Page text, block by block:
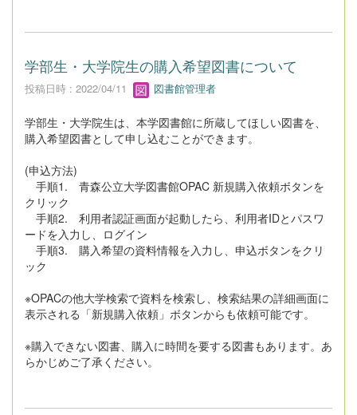
学部生・大学院生の購入希望図書について
投稿日時 : 2022/04/11 図書館管理者
学部生・大学院生は、本学図書館に所蔵してほしい図書を、
購入希望図書として申し込むことができます。
(申込方法)
手順1. 青森公立大学図書館OPAC 新規購入依頼ボタンを
クリック
手順2. 利用者認証画面が起動したら、利用者IDとパスワ
ードを入力し、ログイン
手順3. 購入希望の資料情報を入力し、申込ボタンをクリ
ック
※OPACの他大学検索で資料を検索し、検索結果の詳細画面に
表示される「新規購入依頼」ボタンからも依頼可能です。
※購入できない図書、購入に時間を要する図書もあります。あ
らかじめご了承ください。